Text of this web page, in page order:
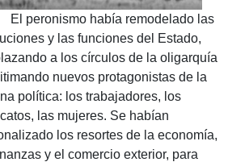
El peronismo había remodelado las
y las funciones del Estado,
a los círculos de la oligarquía
nuevos protagonistas de la
política: los trabajadores, los
las mujeres. Se habían
los resortes de la economía,
y el comercio exterior, para